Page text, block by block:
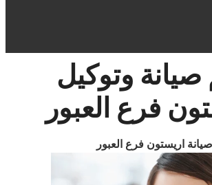
وتوكيل
فرع العبور
صيانةاريستون فرع العبور